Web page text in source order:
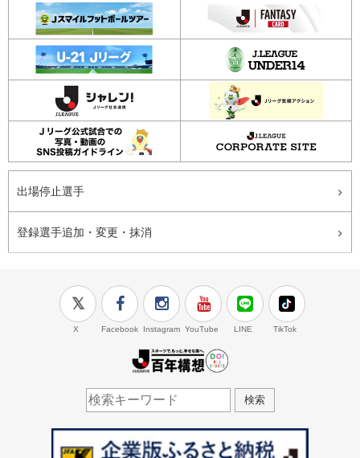
出場停止選手
登録選手追加・変更・抹消
X Facebook Instagram YouTube LINE TikTok
検索